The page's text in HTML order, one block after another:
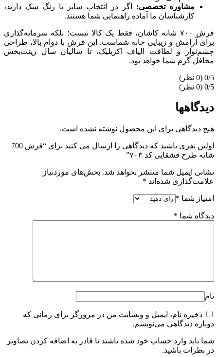
مشاوره تخصصی:
اگر در انتخاب سایز یا رنگ شک دارید،
کارشناسان ما آماده راهنمایی شما هستند.
فرش ۷۰۰ شانه کاشان، فقط یک کالا نیست؛ بلکه سرمایه‌گذاری
برای آرامش و زیبایی خانه شماست. این فرش با دوام بالا، طراحی
چشم‌نواز و لطافت الیاف اکریلیک، تا سالیان سال زینت‌بخش
محافل گرم شما خواهد بود.
‫0/5
‫0/5
دیدگاهها
هیچ دیدگاهی برای این محصول نوشته نشده است.
اولین نفری باشید که دیدگاهی را ارسال می کنید برای “فرش 700
شانه طرح قشقایی کد ۷۰۳”
نشانی ایمیل شما منتشر نخواهد شد. بخش‌های موردنیاز
علامت‌گذاری شده‌اند *
امتیاز شما *
دیدگاه شما *
نام
ذخیره نام، ایمیل و وبسایت من در مرورگر برای زمانی که
دوباره دیدگاهی می‌نویسم.
شما باید وارد حساب خود شده باشید تا قادر به اضافه کردن تصاویر
در نظرات باشید.